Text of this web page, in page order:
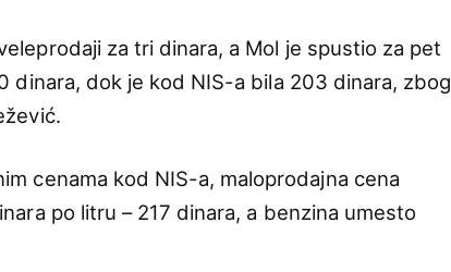
za tri dinara, a Mol je spustio za pet
dinara, dok je kod NIS-a bila 203 dinara, zbog
cenama kod NIS-a, maloprodajna cena
po litru – 217 dinara, a benzina umesto